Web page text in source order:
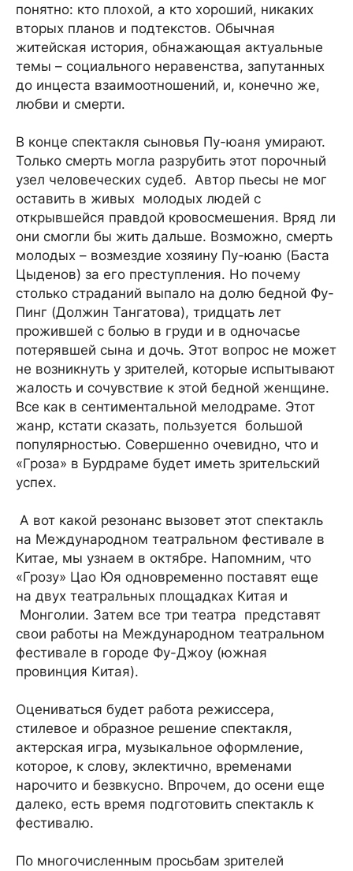
понятно: кто плохой, а кто хороший, никаких
вторых планов и подтекстов. Обычная
житейская история, обнажающая актуальные
темы – социального неравенства, запутанных
до инцеста взаимоотношений, и, конечно же,
любви и смерти.
В конце спектакля сыновья Пу-юаня умирают.
Только смерть могла разрубить этот порочный
узел человеческих судеб. Автор пьесы не мог
оставить в живых молодых людей с
открывшейся правдой кровосмешения. Вряд ли
они смогли бы жить дальше. Возможно, смерть
молодых – возмездие хозяину Пу-юаню (Баста
Цыденов) за его преступления. Но почему
столько страданий выпало на долю бедной Фу-
Пинг (Должин Тангатова), тридцать лет
прожившей с болью в груди и в одночасье
потерявшей сына и дочь. Этот вопрос не может
не возникнуть у зрителей, которые испытывают
жалость и сочувствие к этой бедной женщине.
Все как в сентиментальной мелодраме. Этот
жанр, кстати сказать, пользуется большой
популярностью. Совершенно очевидно, что и
«Гроза» в Бурдраме будет иметь зрительский
успех.
А вот какой резонанс вызовет этот спектакль
на Международном театральном фестивале в
Китае, мы узнаем в октябре. Напомним, что
«Грозу» Цао Юя одновременно поставят еще
на двух театральных площадках Китая и
Монголии. Затем все три театра представят
свои работы на Международном театральном
фестивале в городе Фу-Джоу (южная
провинция Китая).
Оцениваться будет работа режиссера,
стилевое и образное решение спектакля,
актерская игра, музыкальное оформление,
которое, к слову, эклектично, временами
нарочито и безвкусно. Впрочем, до осени еще
далеко, есть время подготовить спектакль к
фестивалю.
По многочисленным просьбам зрителей